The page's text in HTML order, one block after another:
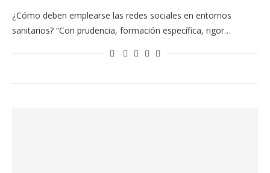
¿Cómo deben emplearse las redes sociales en entornos
sanitarios? “Con prudencia, formación específica, rigor…